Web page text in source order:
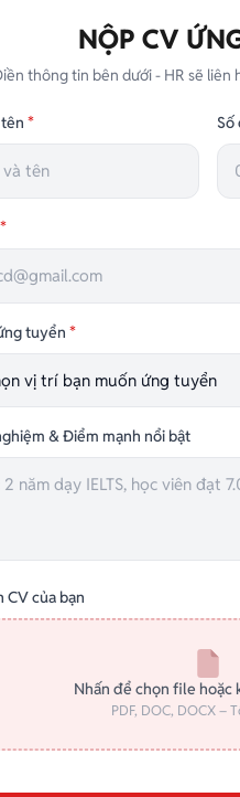
TRƯỞNG
TRƯỞNG NHÓM
NỘP CV
thông tin bên dưới - HR sẽ liên
* Số
*
tuyển *
& Điểm mạnh nổi bật
CV của bạn
Nhấn để chọn file hoặc
PDF, DOC, DOCX –